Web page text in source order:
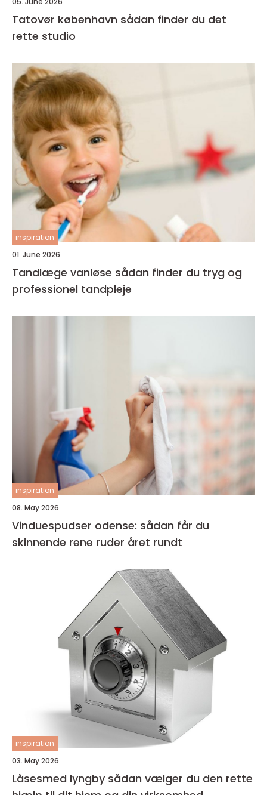
Tatovør københavn sådan finder du det
rette studio
inspiration
01. June 2026
Tandlæge vanløse sådan finder du tryg og
professionel tandpleje
inspiration
08. May 2026
Vinduespudser odense: sådan får du
skinnende rene ruder året rundt
inspiration
03. May 2026
Låsesmed lyngby sådan vælger du den rette